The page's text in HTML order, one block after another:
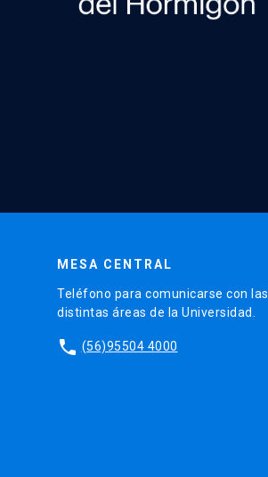
MESA CENTRAL
Teléfono para comunicarse con las
distintas áreas de la Universidad.
phone (56)95504 4000